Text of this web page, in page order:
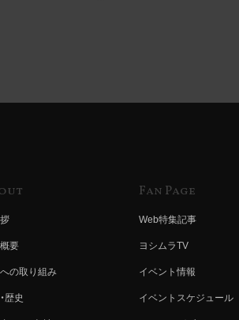
要
の取り組み
歴史
Fan Page
Web特集記事
ヨシムラTV
イベント情報
イベントスケジュール